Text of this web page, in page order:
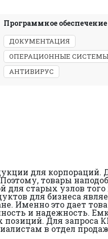
Программное
ДОКУМЕНТАЦИЯ
ОПЕРАЦИОННЫЕ СИСТЕМЫ
АНТИВИРУС
для корпораций.
товары
для старых узлов того
для бизнеса
Именно это дает
и надежность.
Для запроса
в отдел